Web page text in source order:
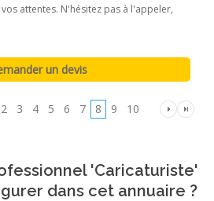
attentes. N'hésitez pas à l'appeler,
2 3 4 5 6 7 8 9 10
'Caricaturiste'
dans cet annuaire ?